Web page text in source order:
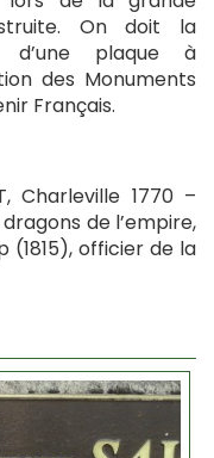
On doit la
d’une plaque à
des Monuments
Français.
Charleville 1770 –
dragons de l’empire,
(1815), officier de la